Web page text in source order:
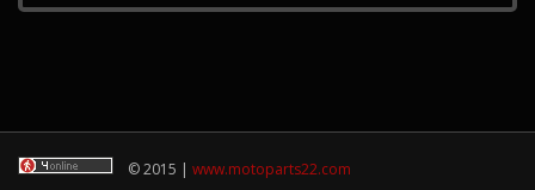
© 2015 | www.motoparts22.com